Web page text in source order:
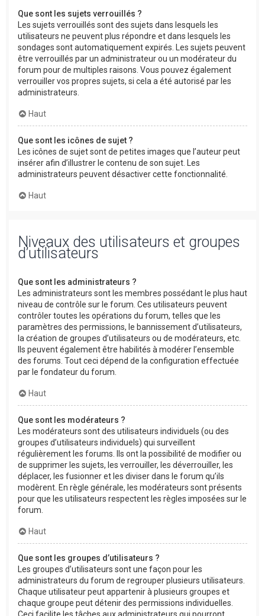
Que sont les sujets verrouillés ?
Les sujets verrouillés sont des sujets dans lesquels les
utilisateurs ne peuvent plus répondre et dans lesquels les
sondages sont automatiquement expirés. Les sujets peuvent
être verrouillés par un administrateur ou un modérateur du
forum pour de multiples raisons. Vous pouvez également
verrouiller vos propres sujets, si cela a été autorisé par les
administrateurs.
Haut
Que sont les icônes de sujet ?
Les icônes de sujet sont de petites images que l’auteur peut
insérer afin d’illustrer le contenu de son sujet. Les
administrateurs peuvent désactiver cette fonctionnalité.
Haut
Niveaux des utilisateurs et groupes
d’utilisateurs
Que sont les administrateurs ?
Les administrateurs sont les membres possédant le plus haut
niveau de contrôle sur le forum. Ces utilisateurs peuvent
contrôler toutes les opérations du forum, telles que les
paramètres des permissions, le bannissement d’utilisateurs,
la création de groupes d’utilisateurs ou de modérateurs, etc.
Ils peuvent également être habilités à modérer l’ensemble
des forums. Tout ceci dépend de la configuration effectuée
par le fondateur du forum.
Haut
Que sont les modérateurs ?
Les modérateurs sont des utilisateurs individuels (ou des
groupes d’utilisateurs individuels) qui surveillent
régulièrement les forums. Ils ont la possibilité de modifier ou
de supprimer les sujets, les verrouiller, les déverrouiller, les
déplacer, les fusionner et les diviser dans le forum qu’ils
modèrent. En règle générale, les modérateurs sont présents
pour que les utilisateurs respectent les règles imposées sur le
forum.
Haut
Que sont les groupes d’utilisateurs ?
Les groupes d’utilisateurs sont une façon pour les
administrateurs du forum de regrouper plusieurs utilisateurs.
Chaque utilisateur peut appartenir à plusieurs groupes et
chaque groupe peut détenir des permissions individuelles.
Ceci facilite les tâches aux administrateurs qui pourront